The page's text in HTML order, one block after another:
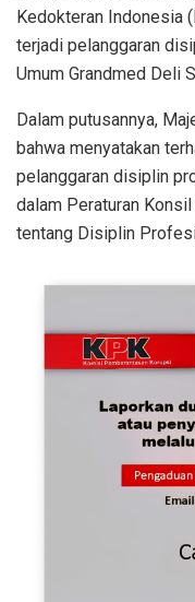
Kedokteran Indonesia
terjadi pelanggaran
Umum Grandmed Deli
Dalam putusannya,
bahwa menyatakan
pelanggaran disiplin
dalam Peraturan
tentang Disiplin